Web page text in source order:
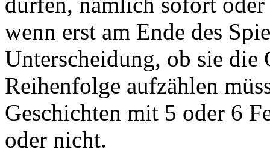
wenn erst am Ende des
Unterscheidung, ob sie die
Reihenfolge aufzählen
Geschichten mit 5 oder 6
oder nicht.